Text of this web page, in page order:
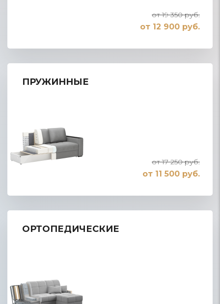
от 19 350 руб.
от 12 900 руб.
ПРУЖИННЫЕ
от 17 250 руб.
от 11 500 руб.
ОРТОПЕДИЧЕСКИЕ